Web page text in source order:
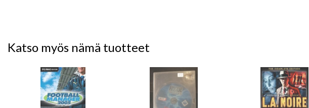
Katso myös nämä tuotteet